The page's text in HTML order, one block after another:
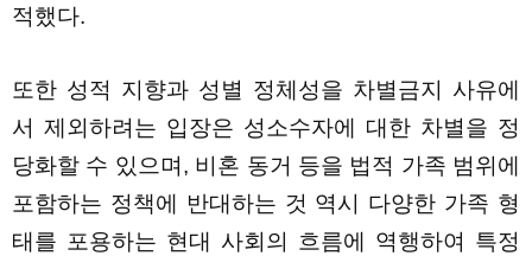
적했다.
또한 성적 지향과 성별 정체성을 차별금지 사유에
서 제외하려는 입장은 성소수자에 대한 차별을 정
당화할 수 있으며, 비혼 동거 등을 법적 가족 범위에
포함하는 정책에 반대하는 것 역시 다양한 가족 형
태를 포용하는 현대 사회의 흐름에 역행하여 특정